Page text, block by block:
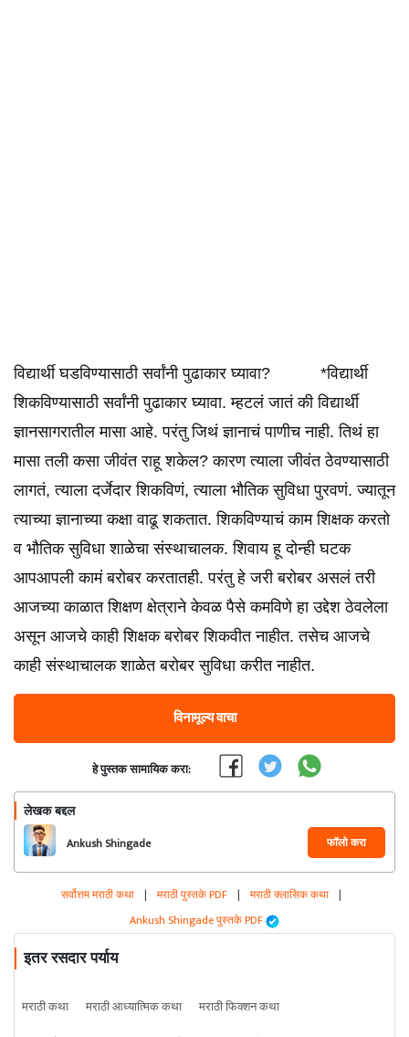
विद्यार्थी घडविण्यासाठी सर्वांनी पुढाकार घ्यावा? *विद्यार्थी
शिकविण्यासाठी सर्वांनी पुढाकार घ्यावा. म्हटलं जातं की विद्यार्थी
ज्ञानसागरातील मासा आहे. परंतु जिथं ज्ञानाचं पाणीच नाही. तिथं हा
मासा तली कसा जीवंत राहू शकेल? कारण त्याला जीवंत ठेवण्यासाठी
लागतं, त्याला दर्जेदार शिकविणं, त्याला भौतिक सुविधा पुरवणं. ज्यातून
त्याच्या ज्ञानाच्या कक्षा वाढू शकतात. शिकविण्याचं काम शिक्षक करतो
व भौतिक सुविधा शाळेचा संस्थाचालक. शिवाय हू दोन्ही घटक
आपआपली कामं बरोबर करतातही. परंतु हे जरी बरोबर असलं तरी
आजच्या काळात शिक्षण क्षेत्राने केवळ पैसे कमविणे हा उद्देश ठेवलेला
असून आजचे काही शिक्षक बरोबर शिकवीत नाहीत. तसेच आजचे
काही संस्थाचालक शाळेत बरोबर सुविधा करीत नाहीत.
विनामूल्य वाचा
हे पुस्तक सामायिक करा:
लेखक बद्दल
Ankush Shingade फॉलो करा
सर्वोत्तम मराठी कथा | मराठी पुस्तके PDF | मराठी क्लासिक कथा |
Ankush Shingade पुस्तके PDF
इतर रसदार पर्याय
मराठी कथा मराठी आध्यात्मिक कथा
मराठी फिक्शन कथा